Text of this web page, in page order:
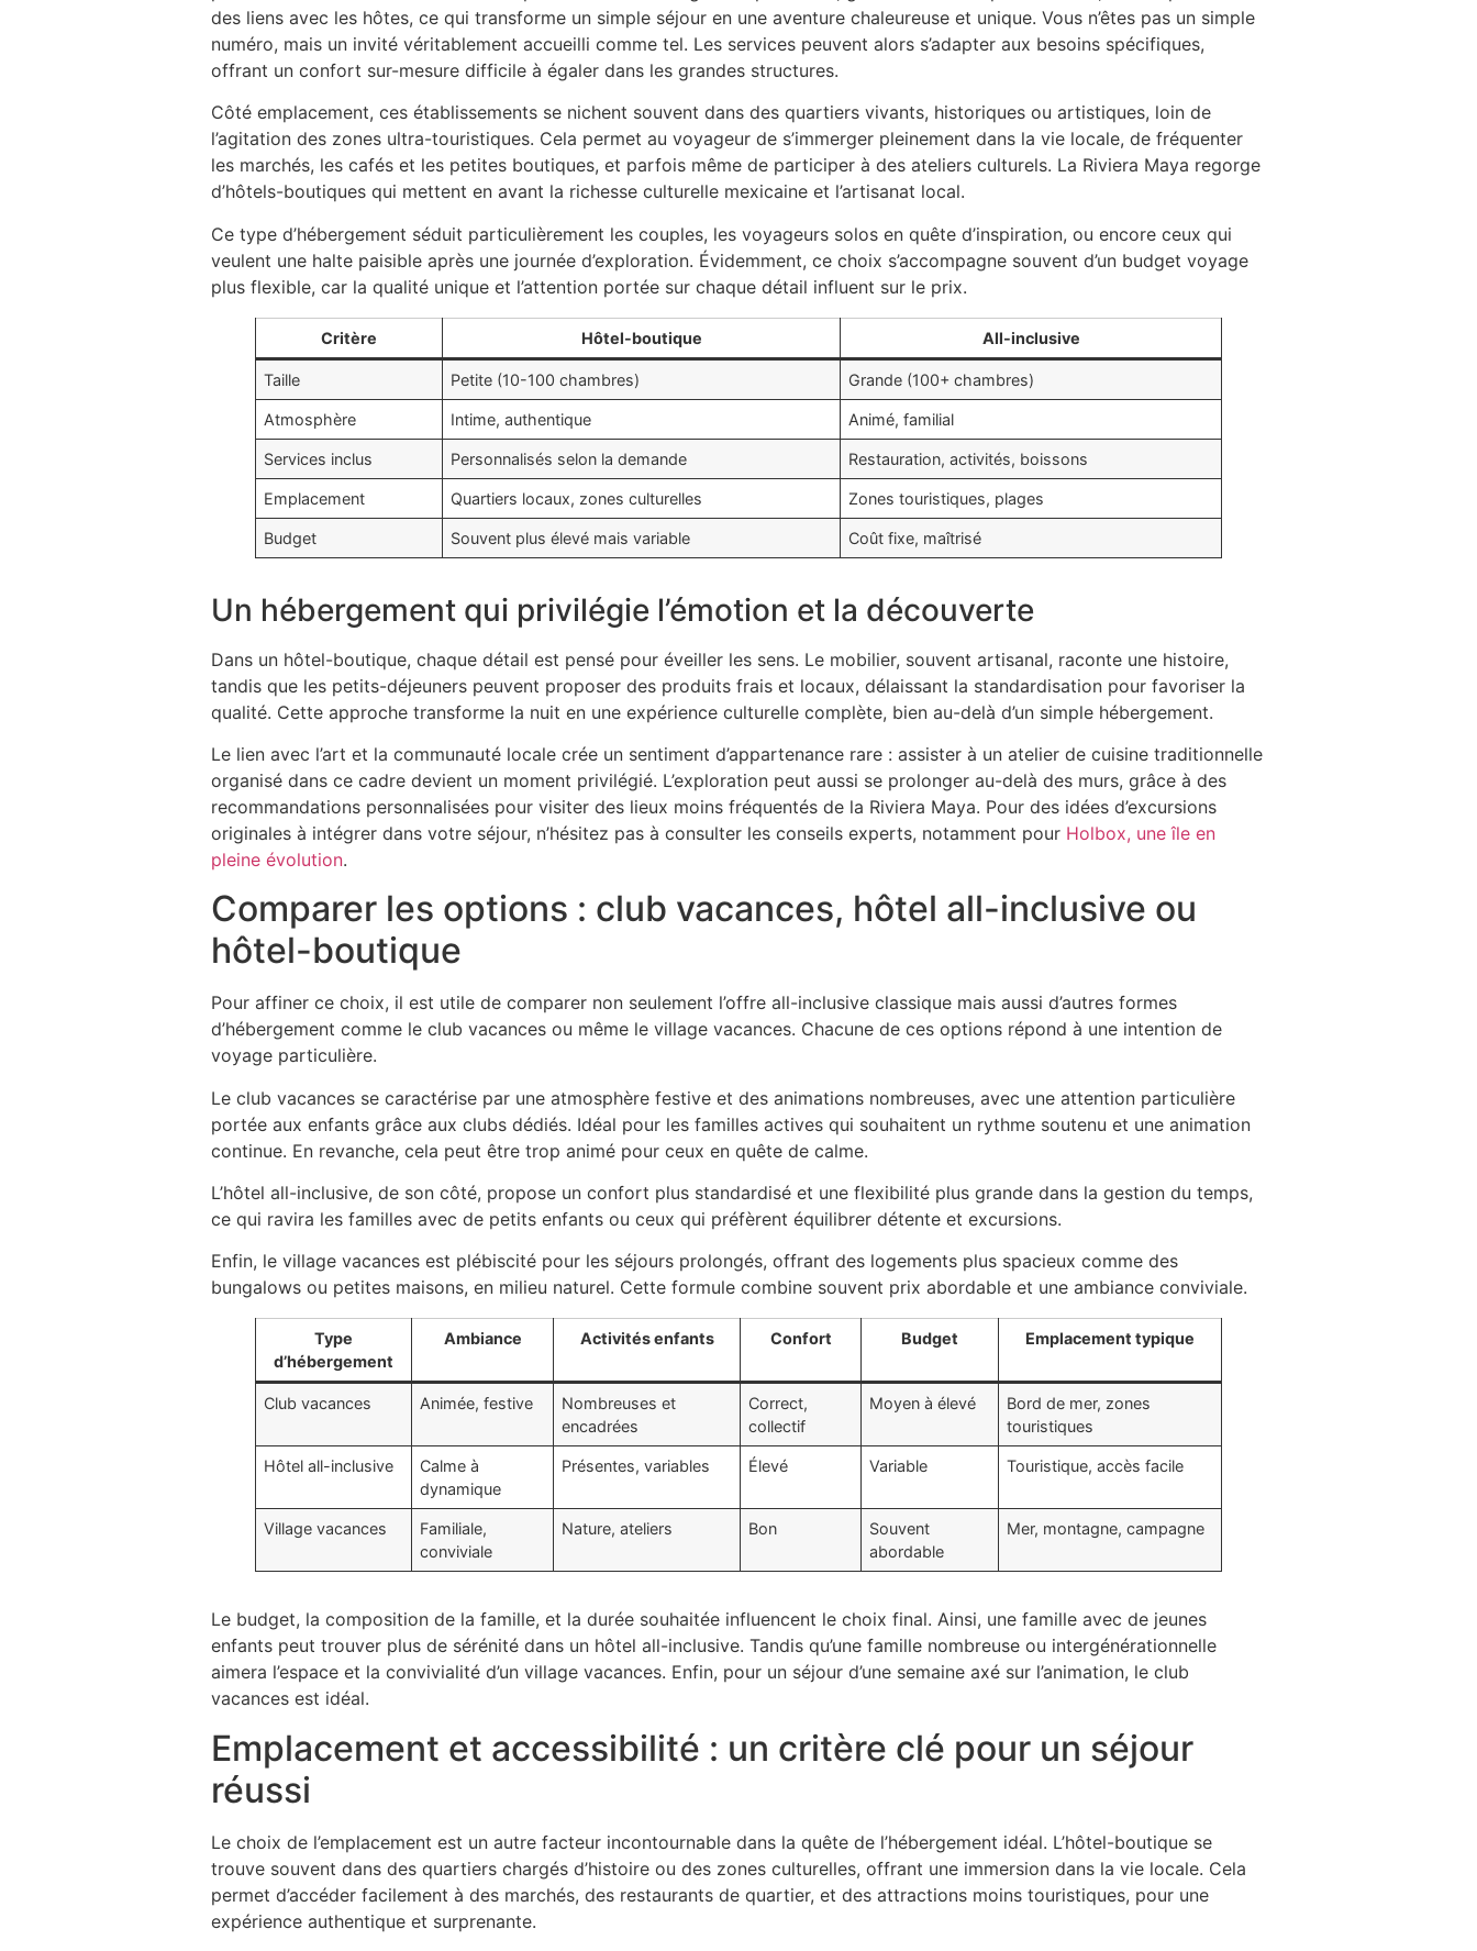
des liens avec les hôtes, ce qui transforme un simple séjour en une aventure chaleureuse et unique. Vous n’êtes pas un simple
numéro, mais un invité véritablement accueilli comme tel. Les services peuvent alors s’adapter aux besoins spécifiques,
offrant un confort sur-mesure difficile à égaler dans les grandes structures.
Côté emplacement, ces établissements se nichent souvent dans des quartiers vivants, historiques ou artistiques, loin de
l’agitation des zones ultra-touristiques. Cela permet au voyageur de s’immerger pleinement dans la vie locale, de fréquenter
les marchés, les cafés et les petites boutiques, et parfois même de participer à des ateliers culturels. La Riviera Maya regorge
d’hôtels-boutiques qui mettent en avant la richesse culturelle mexicaine et l’artisanat local.
Ce type d’hébergement séduit particulièrement les couples, les voyageurs solos en quête d’inspiration, ou encore ceux qui
veulent une halte paisible après une journée d’exploration. Évidemment, ce choix s’accompagne souvent d’un budget voyage
plus flexible, car la qualité unique et l’attention portée sur chaque détail influent sur le prix.
Critère Hôtel-boutique All-inclusive
Taille Petite (10-100 chambres) Grande (100+ chambres)
Atmosphère Intime, authentique Animé, familial
Services inclus Personnalisés selon la demande Restauration, activités, boissons
Emplacement Quartiers locaux, zones culturelles Zones touristiques, plages
Budget Souvent plus élevé mais variable Coût fixe, maîtrisé
Un hébergement qui privilégie l’émotion et la découverte
Dans un hôtel-boutique, chaque détail est pensé pour éveiller les sens. Le mobilier, souvent artisanal, raconte une histoire,
tandis que les petits-déjeuners peuvent proposer des produits frais et locaux, délaissant la standardisation pour favoriser la
qualité. Cette approche transforme la nuit en une expérience culturelle complète, bien au-delà d’un simple hébergement.
Le lien avec l’art et la communauté locale crée un sentiment d’appartenance rare : assister à un atelier de cuisine traditionnelle
organisé dans ce cadre devient un moment privilégié. L’exploration peut aussi se prolonger au-delà des murs, grâce à des
recommandations personnalisées pour visiter des lieux moins fréquentés de la Riviera Maya. Pour des idées d’excursions
originales à intégrer dans votre séjour, n’hésitez pas à consulter les conseils experts, notamment pour Holbox, une île en
pleine évolution.
Comparer les options : club vacances, hôtel all-inclusive ou
hôtel-boutique
Pour affiner ce choix, il est utile de comparer non seulement l’offre all-inclusive classique mais aussi d’autres formes
d’hébergement comme le club vacances ou même le village vacances. Chacune de ces options répond à une intention de
voyage particulière.
Le club vacances se caractérise par une atmosphère festive et des animations nombreuses, avec une attention particulière
portée aux enfants grâce aux clubs dédiés. Idéal pour les familles actives qui souhaitent un rythme soutenu et une animation
continue. En revanche, cela peut être trop animé pour ceux en quête de calme.
L’hôtel all-inclusive, de son côté, propose un confort plus standardisé et une flexibilité plus grande dans la gestion du temps,
ce qui ravira les familles avec de petits enfants ou ceux qui préfèrent équilibrer détente et excursions.
Enfin, le village vacances est plébiscité pour les séjours prolongés, offrant des logements plus spacieux comme des
bungalows ou petites maisons, en milieu naturel. Cette formule combine souvent prix abordable et une ambiance conviviale.
Type
d’hébergement
Ambiance Activités enfants Confort Budget Emplacement typique
Club vacances Animée, festive
Nombreuses et
encadrées
Correct,
collectif
Moyen à élevé
Bord de mer, zones
touristiques
Hôtel all-inclusive
Calme à
dynamique
Présentes, variables Élevé Variable Touristique, accès facile
Village vacances
Familiale,
conviviale
Nature, ateliers Bon
Souvent
abordable
Mer, montagne, campagne
Le budget, la composition de la famille, et la durée souhaitée influencent le choix final. Ainsi, une famille avec de jeunes
enfants peut trouver plus de sérénité dans un hôtel all-inclusive. Tandis qu’une famille nombreuse ou intergénérationnelle
aimera l’espace et la convivialité d’un village vacances. Enfin, pour un séjour d’une semaine axé sur l’animation, le club
vacances est idéal.
Emplacement et accessibilité : un critère clé pour un séjour
réussi
Le choix de l’emplacement est un autre facteur incontournable dans la quête de l’hébergement idéal. L’hôtel-boutique se
trouve souvent dans des quartiers chargés d’histoire ou des zones culturelles, offrant une immersion dans la vie locale. Cela
permet d’accéder facilement à des marchés, des restaurants de quartier, et des attractions moins touristiques, pour une
expérience authentique et surprenante.